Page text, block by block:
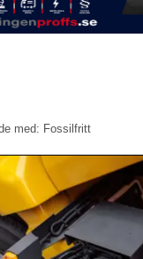
med: Fossilfritt